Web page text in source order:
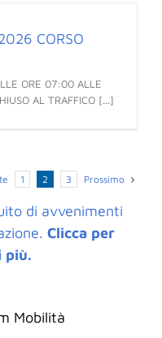
CORSO
ORE 07:00 ALLE
AL TRAFFICO [...]
1 2 3 Prossimo
di avvenimenti
Clicca per
più.
Mobilità